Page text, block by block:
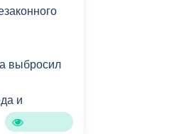
выбросил
и